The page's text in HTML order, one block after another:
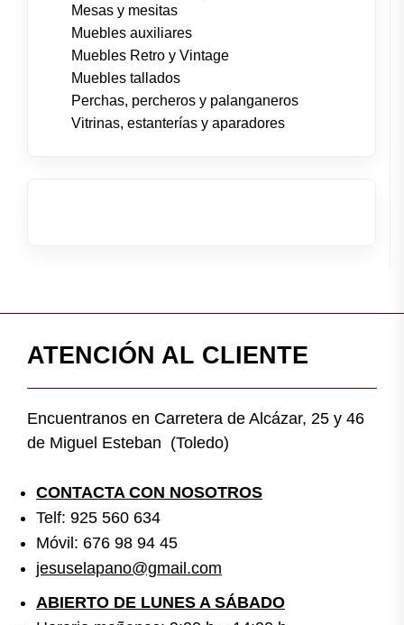
Mesas y mesitas
Muebles auxiliares
Muebles Retro y Vintage
Muebles tallados
Perchas, percheros y palanganeros
Vitrinas, estanterías y aparadores
ATENCIÓN AL CLIENTE
Encuentranos en Carretera de Alcázar, 25 y 46
de Miguel Esteban (Toledo)
CONTACTA CON NOSOTROS
Telf: 925 560 634
Móvil: 676 98 94 45
jesuselapano@gmail.com
ABIERTO DE LUNES A SÁBADO